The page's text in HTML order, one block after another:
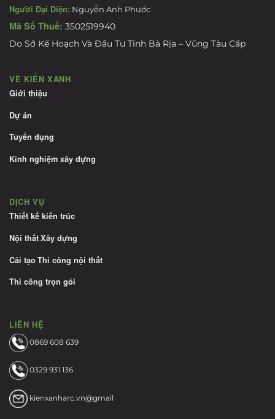
Người Đại Diện: Nguyễn Anh Phước
Mã Số Thuế: 3502519940
Do Sở Kế Hoạch Và Đầu Tư Tỉnh Bà Rịa – Vũng Tàu Cấp
VỀ KIẾN XANH
Giới thiệu
Dự án
Tuyển dụng
Kinh nghiệm xây dựng
DỊCH VỤ
Thiết kế kiến trúc
Nội thấtXây dựng
Cải tạoThi công nội thất
Thi công trọn gói
LIÊN HỆ
0869 608 639
0329 931 136
kienxanharc.vn@gmail